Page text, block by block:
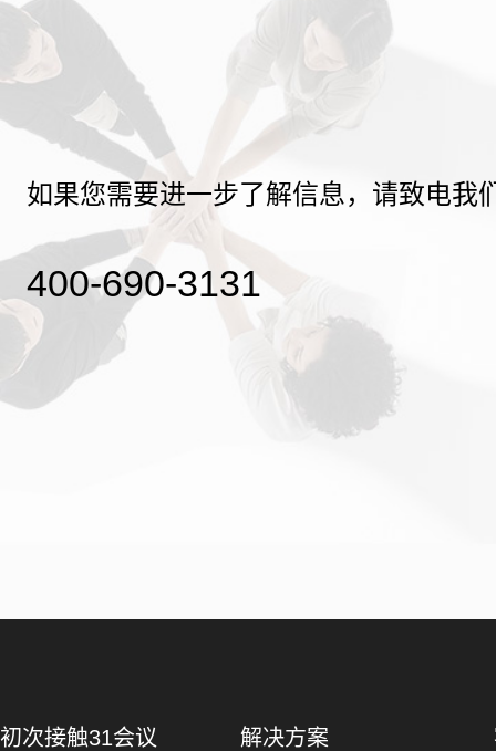
如果您需要进一步了解信息，请致电我
400-690-3131
初次接触31会议 解决方案